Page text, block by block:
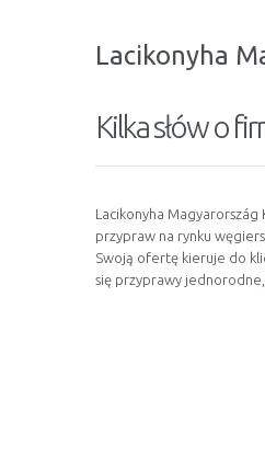
Lacikonyha
Kilka słów o
Lacikonyha
przypraw na rynku
Swoją ofertę kieruje do
się przyprawy